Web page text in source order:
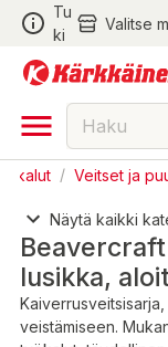
Tu
ki
Valitse
/ Veitset ja
Näytä kaikki
lusikka,
veistämiseen.